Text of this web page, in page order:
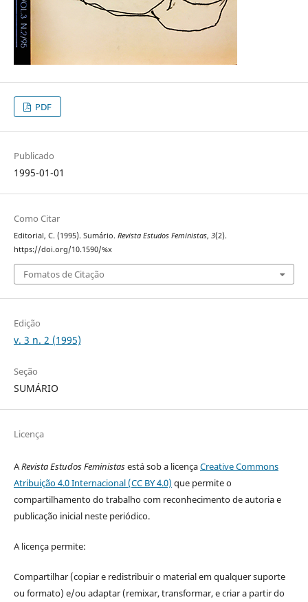
PDF
Publicado
1995-01-01
Como Citar
Editorial, C. (1995). Sumário. Revista Estudos Feministas, 3(2).
https://doi.org/10.1590/%x
Fomatos de Citação
Edição
v. 3 n. 2 (1995)
Seção
SUMÁRIO
Licença
ARevista Estudos Feministasestá sob a licençaCreative Commons
Atribuição 4.0 Internacional (CC BY 4.0) que permite o
compartilhamento do trabalho com reconhecimento de autoria e
publicação inicial neste periódico.
A licença permite:
Compartilhar (copiar e redistribuir o material em qualquer suporte
ou formato) e/ou adaptar (remixar, transformar, e criar a partir do